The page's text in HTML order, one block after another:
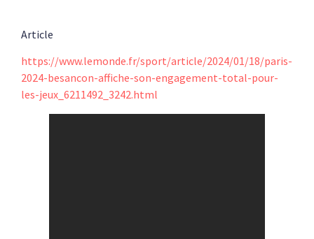
Article
https://www.lemonde.fr/sport/article/2024/01/18/paris-
2024-besancon-affiche-son-engagement-total-pour-
les-jeux_6211492_3242.html